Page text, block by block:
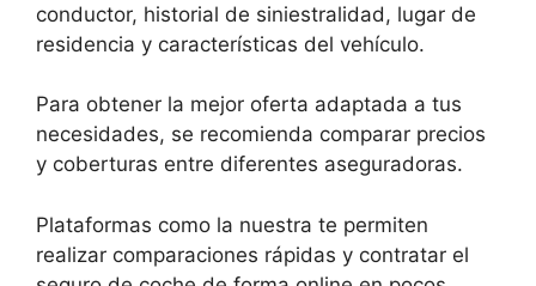
conductor, historial de siniestralidad, lugar de
residencia y características del vehículo.
Para obtener la mejor oferta adaptada a tus
necesidades, se recomienda comparar precios
y coberturas entre diferentes aseguradoras.
Plataformas como la nuestra te permiten
realizar comparaciones rápidas y contratar el